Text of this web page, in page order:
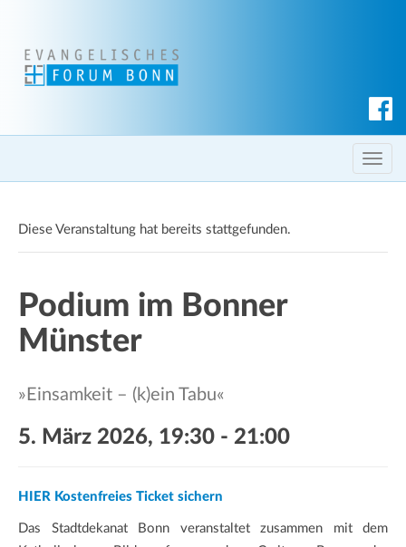
c
h T
o
l
Diese Veranstaltung hat bereits stattgefunden.
Podium im Bonner
Münster
»Einsamkeit – (k)ein Tabu«
5. März 2026, 19:30 - 21:00
HIER Kostenfreies Ticket sichern
Das Stadtdekanat Bonn veranstaltet zusammen mit dem